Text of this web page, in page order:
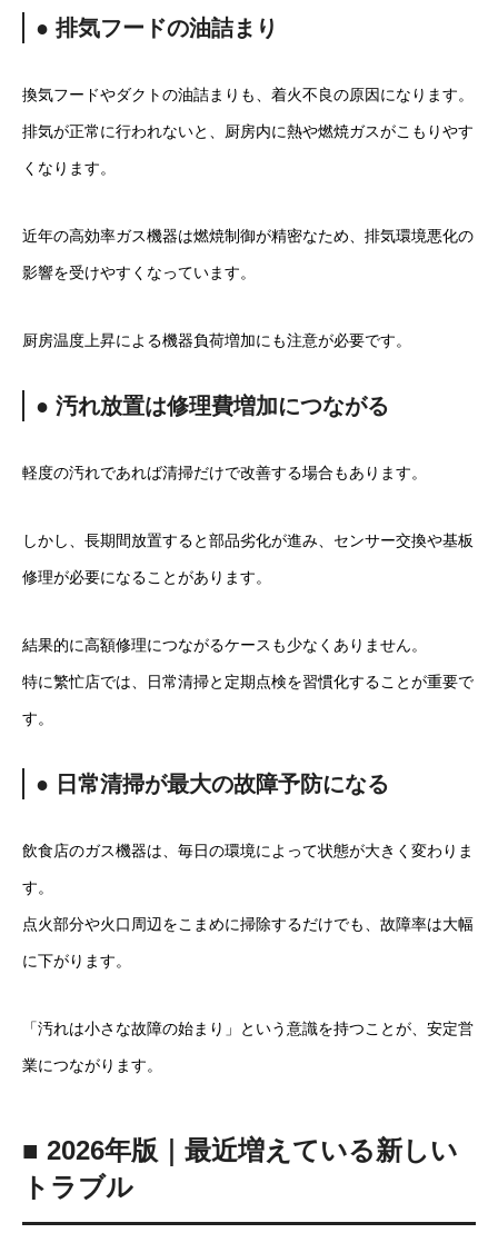
● 排気フードの油詰まり
換気フードやダクトの油詰まりも、着火不良の原因になります。
排気が正常に行われないと、厨房内に熱や燃焼ガスがこもりやす
くなります。
近年の高効率ガス機器は燃焼制御が精密なため、排気環境悪化の
影響を受けやすくなっています。
厨房温度上昇による機器負荷増加にも注意が必要です。
● 汚れ放置は修理費増加につながる
軽度の汚れであれば清掃だけで改善する場合もあります。
しかし、長期間放置すると部品劣化が進み、センサー交換や基板
修理が必要になることがあります。
結果的に高額修理につながるケースも少なくありません。
特に繁忙店では、日常清掃と定期点検を習慣化することが重要で
す。
● 日常清掃が最大の故障予防になる
飲食店のガス機器は、毎日の環境によって状態が大きく変わりま
す。
点火部分や火口周辺をこまめに掃除するだけでも、故障率は大幅
に下がります。
「汚れは小さな故障の始まり」という意識を持つことが、安定営
業につながります。
■ 2026年版｜最近増えている新しい
トラブル